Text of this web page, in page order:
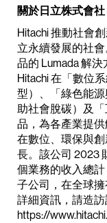
關於日立株式會
Hitachi 推動社會
立永續發展的社
品的 Lumada 解
Hitachi 在「數位
型）、「綠色能
助社會脫碳）及
品，為各產業提供
在數位、環保與
長。該公司 2023
個業務的收入總
子公司，在全球
詳細資訊，請造訪
https://